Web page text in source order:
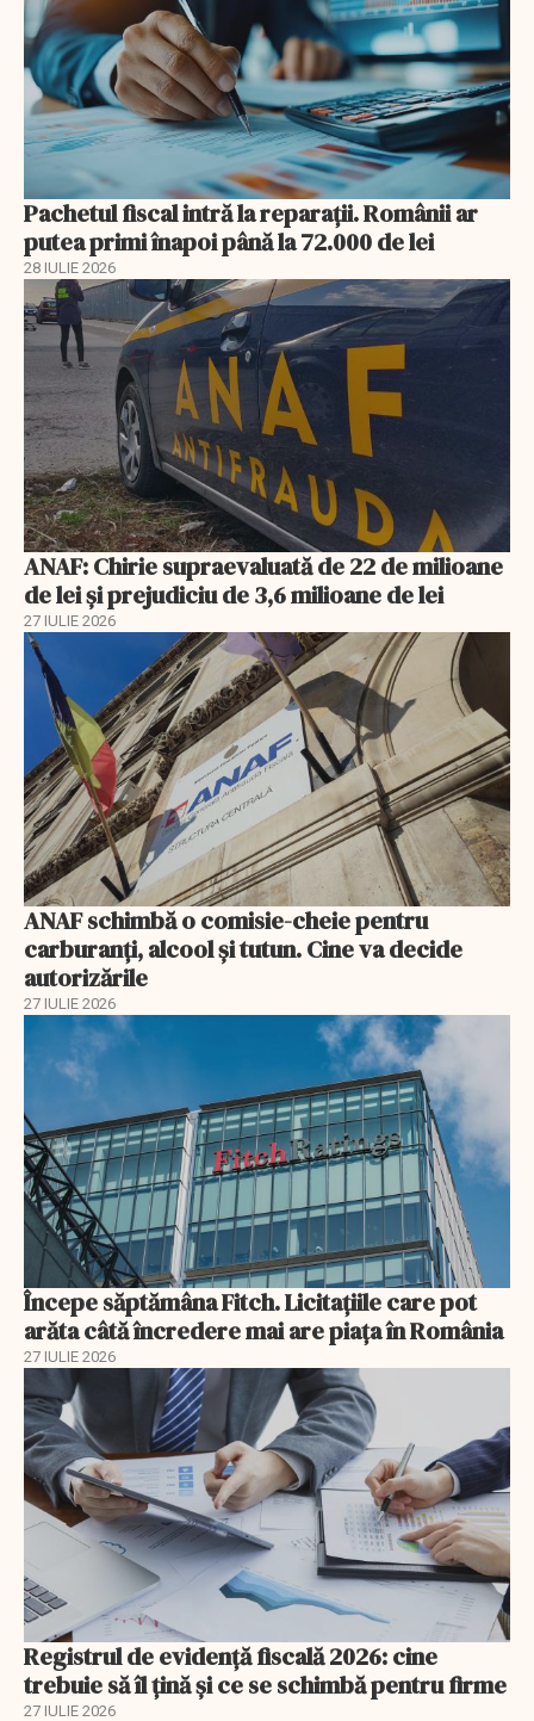
Pachetul fiscal intră la reparații. Românii ar
putea primi înapoi până la 72.000 de lei
28 IULIE 2026
ANAF: Chirie supraevaluată de 22 de milioane
de lei și prejudiciu de 3,6 milioane de lei
27 IULIE 2026
ANAF schimbă o comisie-cheie pentru
carburanți, alcool și tutun. Cine va decide
autorizările
27 IULIE 2026
Începe săptămâna Fitch. Licitațiile care pot
arăta câtă încredere mai are piața în România
27 IULIE 2026
Registrul de evidență fiscală 2026: cine
trebuie să îl țină și ce se schimbă pentru firme
27 IULIE 2026